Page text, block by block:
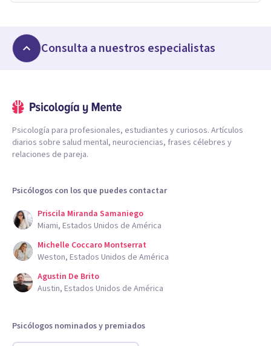
Consulta a nuestros especialistas
Psicología para profesionales, estudiantes y curiosos. Artículos
diarios sobre salud mental, neurociencias, frases célebres y
relaciones de pareja.
Psicólogos con los que puedes contactar
Priscila Miranda Samaniego
Miami, Estados Unidos de América
Michelle Coccaro Montserrat
Weston, Estados Unidos de América
Agustin De Brito
Austin, Estados Unidos de América
Psicólogos nominados y premiados